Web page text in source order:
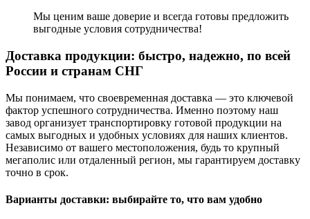
Мы ценим ваше доверие и всегда готовы предложить
выгодные условия сотрудничества!
Доставка продукции: быстро, надежно, по всей
России и странам СНГ
Мы понимаем, что своевременная доставка — это ключевой
фактор успешного сотрудничества. Именно поэтому наш
завод организует транспортировку готовой продукции на
самых выгодных и удобных условиях для наших клиентов.
Независимо от вашего местоположения, будь то крупный
мегаполис или отдаленный регион, мы гарантируем доставку
точно в срок.
Варианты доставки: выбирайте то, что вам удобно